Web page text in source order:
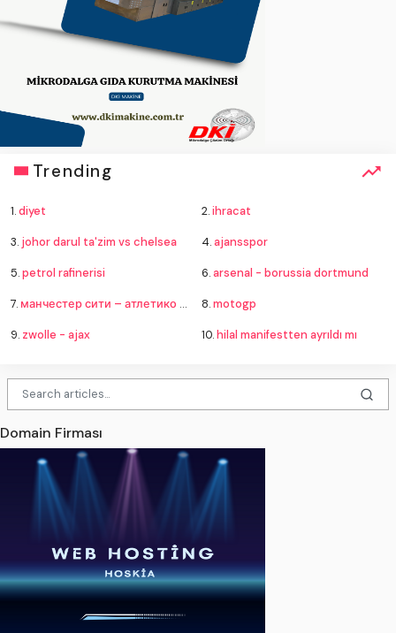
Trending
1.diyet 2.ihracat
3. johor darul ta'zim vs chelsea 4.ajansspor
5.petrol rafinerisi 6.arsenal - borussia dortmund
7. манчестер сити – атлетико мадрид 8.motogp
9. zwolle - ajax 10.hilal manifestten ayrıldı mı
Domain Firması